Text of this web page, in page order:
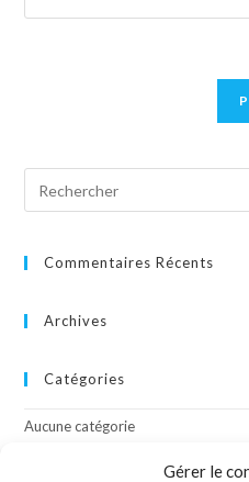
Gérer le
Commentaires Récents
Archives
Catégories
Aucune catégorie